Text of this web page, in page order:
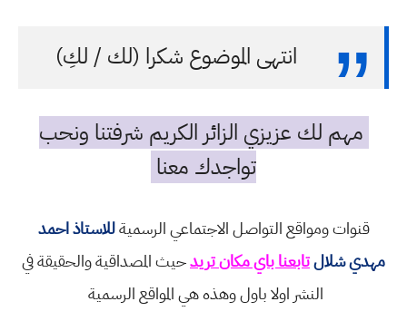
انتهى الموضوع شكرا (لك / لكِ)
مهم لك عزيزي الزائر الكريم شرفتنا ونحب
تواجدك معنا
قنوات ومواقع التواصل الاجتماعي الرسميةللاستاذ احمد
مهدي شلالتابعنا باي مكان تريدحيث المصداقية والحقيقة في
النشر اولا باول وهذه هي المواقع الرسمية